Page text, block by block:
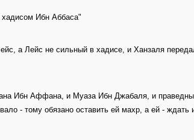
Ибн Аббаса"
а Лейс не сильный в хадисе, и Ханзаля
Ибн Аффана, и Муаза Ибн Джабаля, и
- тому обязано оставить ей махр, а ей - ждать